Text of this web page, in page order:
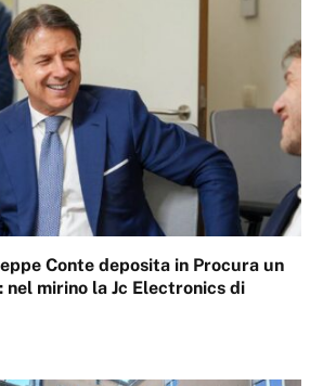
Conte deposita in Procura un
mirino la Jc Electronics di